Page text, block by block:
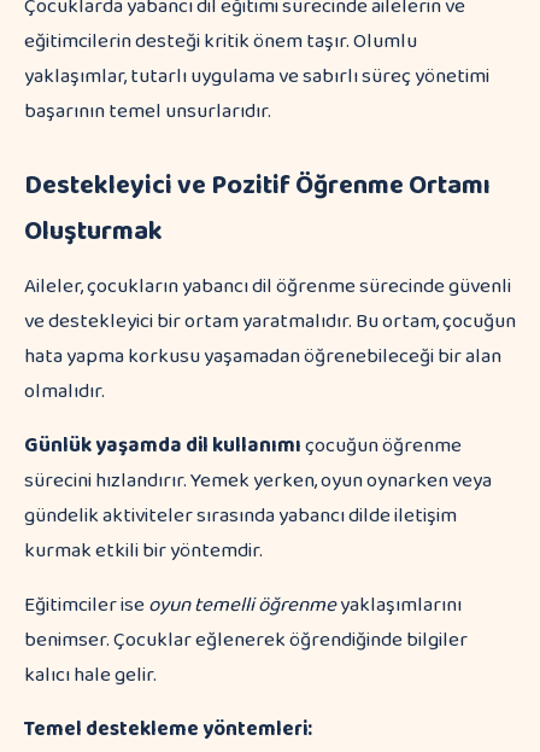
Çocuklarda yabancı dil eğitimi sürecinde ailelerin ve
eğitimcilerin desteği kritik önem taşır. Olumlu
yaklaşımlar, tutarlı uygulama ve sabırlı süreç yönetimi
başarının temel unsurlarıdır.
Destekleyici ve Pozitif Öğrenme Ortamı
Oluşturmak
Aileler, çocukların yabancı dil öğrenme sürecinde güvenli
ve destekleyici bir ortam yaratmalıdır. Bu ortam, çocuğun
hata yapma korkusu yaşamadan öğrenebileceği bir alan
olmalıdır.
Günlük yaşamda dil kullanımıçocuğun öğrenme
sürecini hızlandırır. Yemek yerken, oyun oynarken veya
gündelik aktiviteler sırasında yabancı dilde iletişim
kurmak etkili bir yöntemdir.
Eğitimciler iseoyun temelli öğrenmeyaklaşımlarını
benimser. Çocuklar eğlenerek öğrendiğinde bilgiler
kalıcı hale gelir.
Temel destekleme yöntemleri: